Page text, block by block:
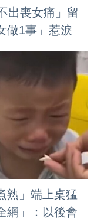
出喪女痛」留
做1事」惹淚
熟」端上桌猛
網」：以後會